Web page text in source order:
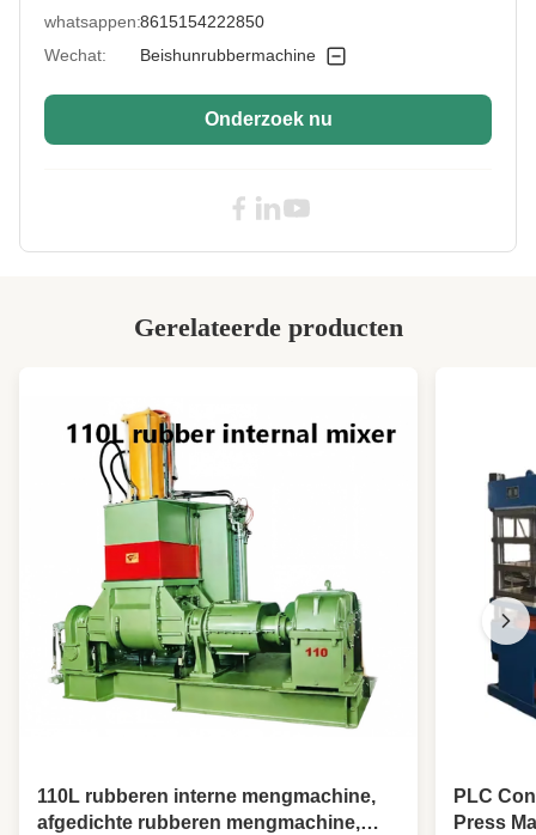
Pinching Total
110L
Plc-controle
6 tot 10 minuten
Color: blauw
Rotor Type: Twee vleugelrotor/vier vleugelrotor
Doppelribbelrotor aangedreven
rubberkneuder
110kW rubberkneder
75 liter rubberen knetter
whatsappen:8615154222850
Wechat:
Beishunrubbermachine
Onderzoek nu
Gerelateerde producten
110L rubberen interne mengmachine,
afgedichte rubberen mengmachine,
PLC
Press